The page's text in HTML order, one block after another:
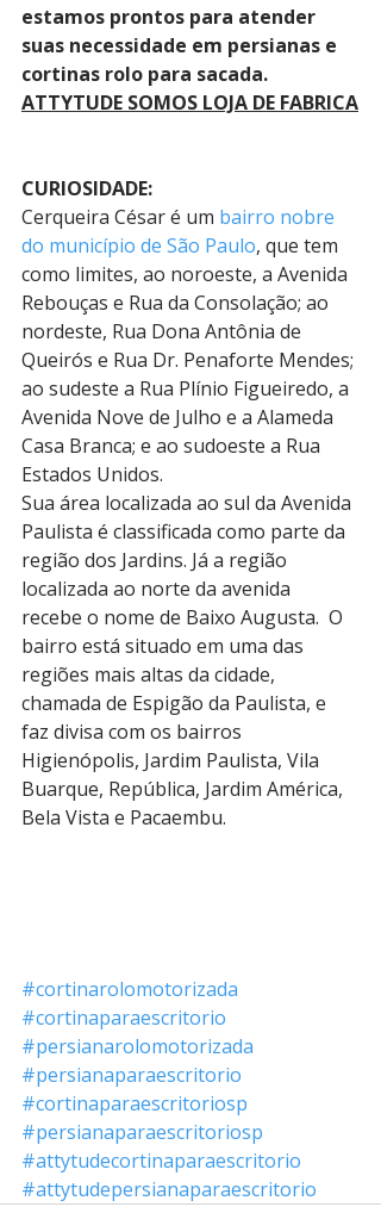
estamos prontos para atender
suas necessidade em persianas e
cortinas rolo para sacada.
ATTYTUDE SOMOS LOJA DE FABRICA
CURIOSIDADE:
Cerqueira César é um bairro nobre
do município de São Paulo, que tem
como limites, ao noroeste, a Avenida
Rebouças e Rua da Consolação; ao
nordeste, Rua Dona Antônia de
Queirós e Rua Dr. Penaforte Mendes;
ao sudeste a Rua Plínio Figueiredo, a
Avenida Nove de Julho e a Alameda
Casa Branca; e ao sudoeste a Rua
Estados Unidos.
Sua área localizada ao sul da Avenida
Paulista é classificada como parte da
região dos Jardins. Já a região
localizada ao norte da avenida
recebe o nome de Baixo Augusta.  O
bairro está situado em uma das
regiões mais altas da cidade,
chamada de Espigão da Paulista, e
faz divisa com os bairros
Higienópolis, Jardim Paulista, Vila
Buarque, República, Jardim América,
Bela Vista e Pacaembu.
#cortinarolomotorizada
#cortinaparaescritorio
#persianarolomotorizada
#persianaparaescritorio
#cortinaparaescritoriosp
#persianaparaescritoriosp
#attytudecortinaparaescritorio
#attytudepersianaparaescritorio